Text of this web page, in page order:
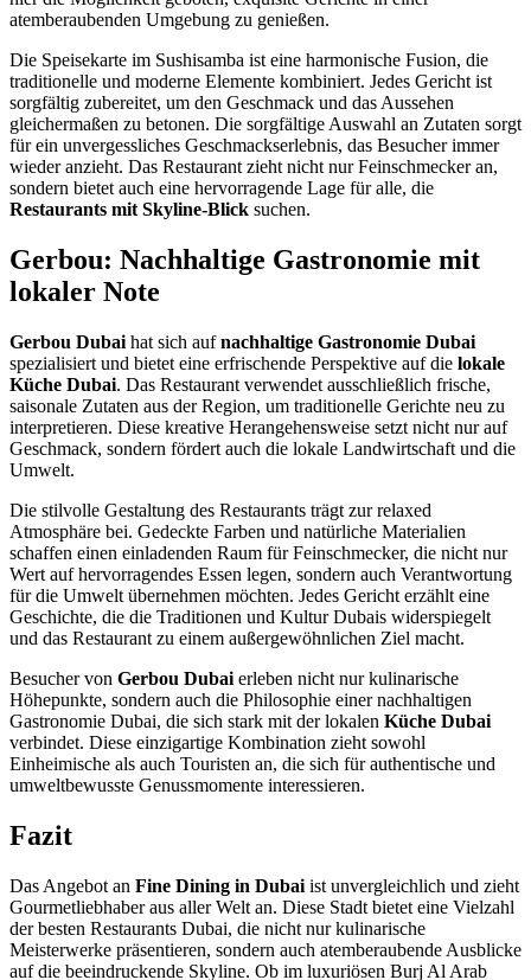
atemberaubenden Umgebung zu genießen.
Die Speisekarte im Sushisamba ist eine harmonische Fusion, die
traditionelle und moderne Elemente kombiniert. Jedes Gericht ist
sorgfältig zubereitet, um den Geschmack und das Aussehen
gleichermaßen zu betonen. Die sorgfältige Auswahl an Zutaten sorgt
für ein unvergessliches Geschmackserlebnis, das Besucher immer
wieder anzieht. Das Restaurant zieht nicht nur Feinschmecker an,
sondern bietet auch eine hervorragende Lage für alle, die
Restaurants mit Skyline-Blick suchen.
Gerbou: Nachhaltige Gastronomie mit
lokaler Note
Gerbou Dubai hat sich aufnachhaltige Gastronomie Dubai
spezialisiert und bietet eine erfrischende Perspektive auf die lokale
Küche Dubai. Das Restaurant verwendet ausschließlich frische,
saisonale Zutaten aus der Region, um traditionelle Gerichte neu zu
interpretieren. Diese kreative Herangehensweise setzt nicht nur auf
Geschmack, sondern fördert auch die lokale Landwirtschaft und die
Umwelt.
Die stilvolle Gestaltung des Restaurants trägt zur relaxed
Atmosphäre bei. Gedeckte Farben und natürliche Materialien
schaffen einen einladenden Raum für Feinschmecker, die nicht nur
Wert auf hervorragendes Essen legen, sondern auch Verantwortung
für die Umwelt übernehmen möchten. Jedes Gericht erzählt eine
Geschichte, die die Traditionen und Kultur Dubais widerspiegelt
und das Restaurant zu einem außergewöhnlichen Ziel macht.
Besucher von Gerbou Dubai erleben nicht nur kulinarische
Höhepunkte, sondern auch die Philosophie einer nachhaltigen
Gastronomie Dubai, die sich stark mit der lokalen Küche Dubai
verbindet. Diese einzigartige Kombination zieht sowohl
Einheimische als auch Touristen an, die sich für authentische und
umweltbewusste Genussmomente interessieren.
Fazit
Das Angebot an Fine Dining in Dubai ist unvergleichlich und zieht
Gourmetliebhaber aus aller Welt an. Diese Stadt bietet eine Vielzahl
der besten Restaurants Dubai, die nicht nur kulinarische
Meisterwerke präsentieren, sondern auch atemberaubende Ausblicke
auf die beeindruckende Skyline. Ob im luxuriösen Burj Al Arab